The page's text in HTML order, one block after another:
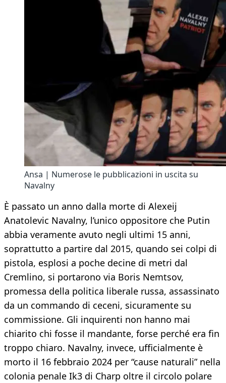
Ansa | Numerose le pubblicazioni in uscita su
Navalny
È passato un anno dalla morte di Alexeij
Anatolevic Navalny, l’unico oppositore che Putin
abbia veramente avuto negli ultimi 15 anni,
soprattutto a partire dal 2015, quando sei colpi di
pistola, esplosi a poche decine di metri dal
Cremlino, si portarono via Boris Nemtsov,
promessa della politica liberale russa, assassinato
da un commando di ceceni, sicuramente su
commissione. Gli inquirenti non hanno mai
chiarito chi fosse il mandante, forse perché era fin
troppo chiaro. Navalny, invece, ufficialmente è
morto il 16 febbraio 2024 per “cause naturali” nella
colonia penale Ik3 di Charp oltre il circolo polare